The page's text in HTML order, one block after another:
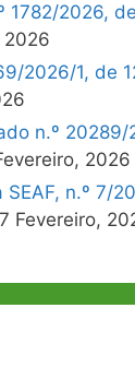
1782/2026,
2026
2026/1, de
n.º 20289/
2026
SEAF, n.º 7/
7 Fevereiro,